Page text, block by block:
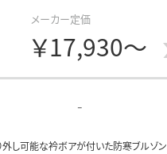
メーカー定価
￥17,930～
-
外し可能な衿ボアが付いた防寒ブルゾン